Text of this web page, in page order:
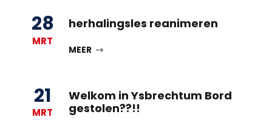
28
MRT
herhalingsles reanimeren
MEER
21
MRT
Welkom in Ysbrechtum Bord
gestolen??!!